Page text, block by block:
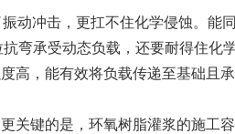
动冲击，更扛不住化学侵蚀。能
弯承受动态负载，还要耐得住化
，能有效将负载传递至基础且
更关键的是，环氧树脂灌浆的施工